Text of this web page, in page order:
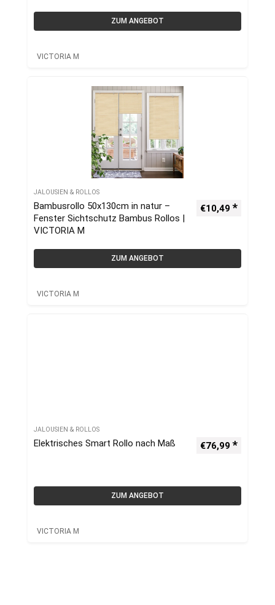
ZUM ANGEBOT
VICTORIA M
JALOUSIEN & ROLLOS
Bambusrollo 50x130cm in natur –
Fenster Sichtschutz Bambus Rollos |
VICTORIA M
€10,49
ZUM ANGEBOT
VICTORIA M
JALOUSIEN & ROLLOS
Elektrisches Smart Rollo nach Maß €76,99
ZUM ANGEBOT
VICTORIA M